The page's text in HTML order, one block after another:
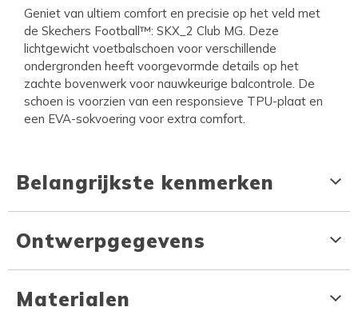
Geniet van ultiem comfort en precisie op het veld met
de Skechers Football™: SKX_2 Club MG. Deze
lichtgewicht voetbalschoen voor verschillende
ondergronden heeft voorgevormde details op het
zachte bovenwerk voor nauwkeurige balcontrole. De
schoen is voorzien van een responsieve TPU-plaat en
een EVA-sokvoering voor extra comfort.
Belangrijkste kenmerken
Ontwerpgegevens
Materialen